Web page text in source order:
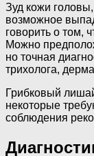
Зуд кожи
возможное
говорить о том,
Можно
но точная
трихолога,
Грибковый
некоторые
соблюдения